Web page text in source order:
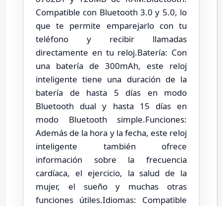
Compatible con Bluetooth 3.0 y 5.0, lo
que te permite emparejarlo con tu
teléfono y recibir llamadas
directamente en tu reloj.Batería: Con
una batería de 300mAh, este reloj
inteligente tiene una duración de la
batería de hasta 5 días en modo
Bluetooth dual y hasta 15 días en
modo Bluetooth simple.Funciones:
Además de la hora y la fecha, este reloj
inteligente también ofrece
información sobre la frecuencia
cardíaca, el ejercicio, la salud de la
mujer, el sueño y muchas otras
funciones útiles.Idiomas: Compatible